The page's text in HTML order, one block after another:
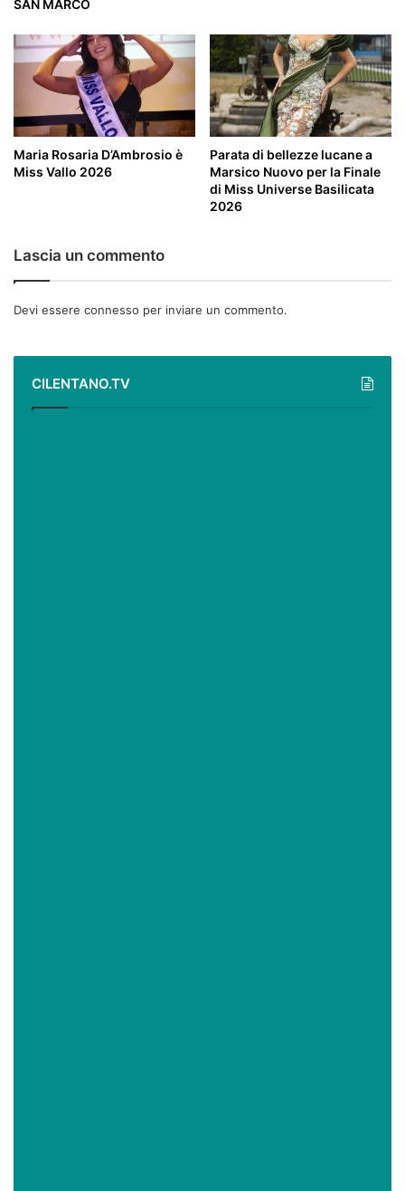
SAN MARCO
Maria Rosaria D’Ambrosio è
Miss Vallo 2026
Parata di bellezze lucane a
Marsico Nuovo per la Finale
di Miss Universe Basilicata
2026
Lascia un commento
Devi essere connesso per inviare un commento.
CILENTANO.TV